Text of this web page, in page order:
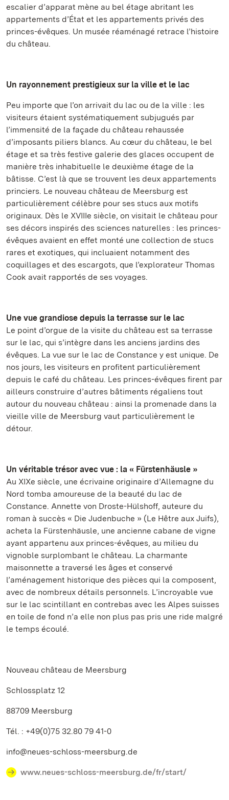
escalier d’apparat mène au bel étage abritant les
appartements d’État et les appartements privés des
princes-évêques. Un musée réaménagé retrace l’histoire
du château.
Un rayonnement prestigieux sur la ville et le lac
Peu importe que l’on arrivait du lac ou de la ville : les
visiteurs étaient systématiquement subjugués par
l’immensité de la façade du château rehaussée
d’imposants piliers blancs. Au cœur du château, le bel
étage et sa très festive galerie des glaces occupent de
manière très inhabituelle le deuxième étage de la
bâtisse. C’est là que se trouvent les deux appartements
princiers. Le nouveau château de Meersburg est
particulièrement célèbre pour ses stucs aux motifs
originaux. Dès le XVIIIe siècle, on visitait le château pour
ses décors inspirés des sciences naturelles : les princes-
évêques avaient en effet monté une collection de stucs
rares et exotiques, qui incluaient notamment des
coquillages et des escargots, que l’explorateur Thomas
Cook avait rapportés de ses voyages.
Une vue grandiose depuis la terrasse sur le lac
Le point d’orgue de la visite du château est sa terrasse
sur le lac, qui s’intègre dans les anciens jardins des
évêques. La vue sur le lac de Constance y est unique. De
nos jours, les visiteurs en profitent particulièrement
depuis le café du château. Les princes-évêques firent par
ailleurs construire d’autres bâtiments régaliens tout
autour du nouveau château : ainsi la promenade dans la
vieille ville de Meersburg vaut particulièrement le
détour.
Un véritable trésor avec vue : la « Fürstenhäusle »
Au XIXe siècle, une écrivaine originaire d’Allemagne du
Nord tomba amoureuse de la beauté du lac de
Constance. Annette von Droste-Hülshoff, auteure du
roman à succès « Die Judenbuche » (Le Hêtre aux Juifs),
acheta la Fürstenhäusle, une ancienne cabane de vigne
ayant appartenu aux princes-évêques, au milieu du
vignoble surplombant le château. La charmante
maisonnette a traversé les âges et conservé
l’aménagement historique des pièces qui la composent,
avec de nombreux détails personnels. L’incroyable vue
sur le lac scintillant en contrebas avec les Alpes suisses
en toile de fond n’a elle non plus pas pris une ride malgré
le temps écoulé.
Nouveau château de Meersburg
Schlossplatz 12
88709 Meersburg
Tél. : +49(0)75 32.80 79 41-0
info@neues-schloss-meersburg.de
www.neues-schloss-meersburg.de/fr/start/